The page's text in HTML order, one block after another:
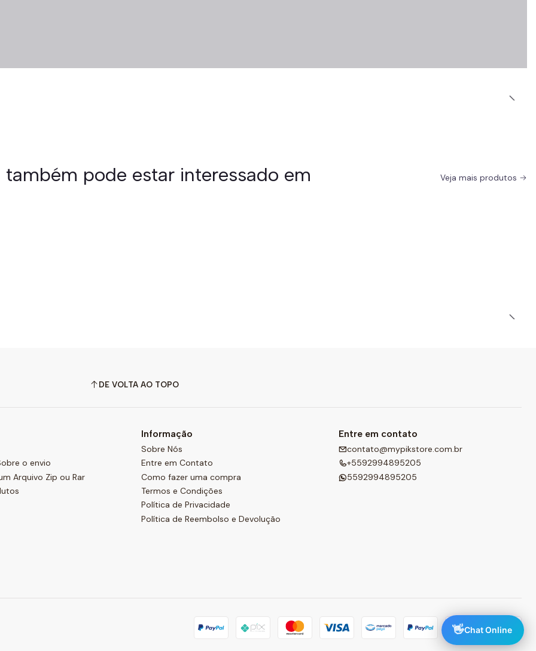
também pode estar interessado em Veja mais produtos
DE VOLTA AO TOPO
o envio
Arquivo Zip ou Rar
Informação
Sobre Nós
Entre em Contato
Como fazer uma compra
Termos e Condições
Política de Privacidade
Política de Reembolso e Devolução
Entre em contato
contato@mypikstore.com.br
+5592994895205
5592994895205
👋Chat Online